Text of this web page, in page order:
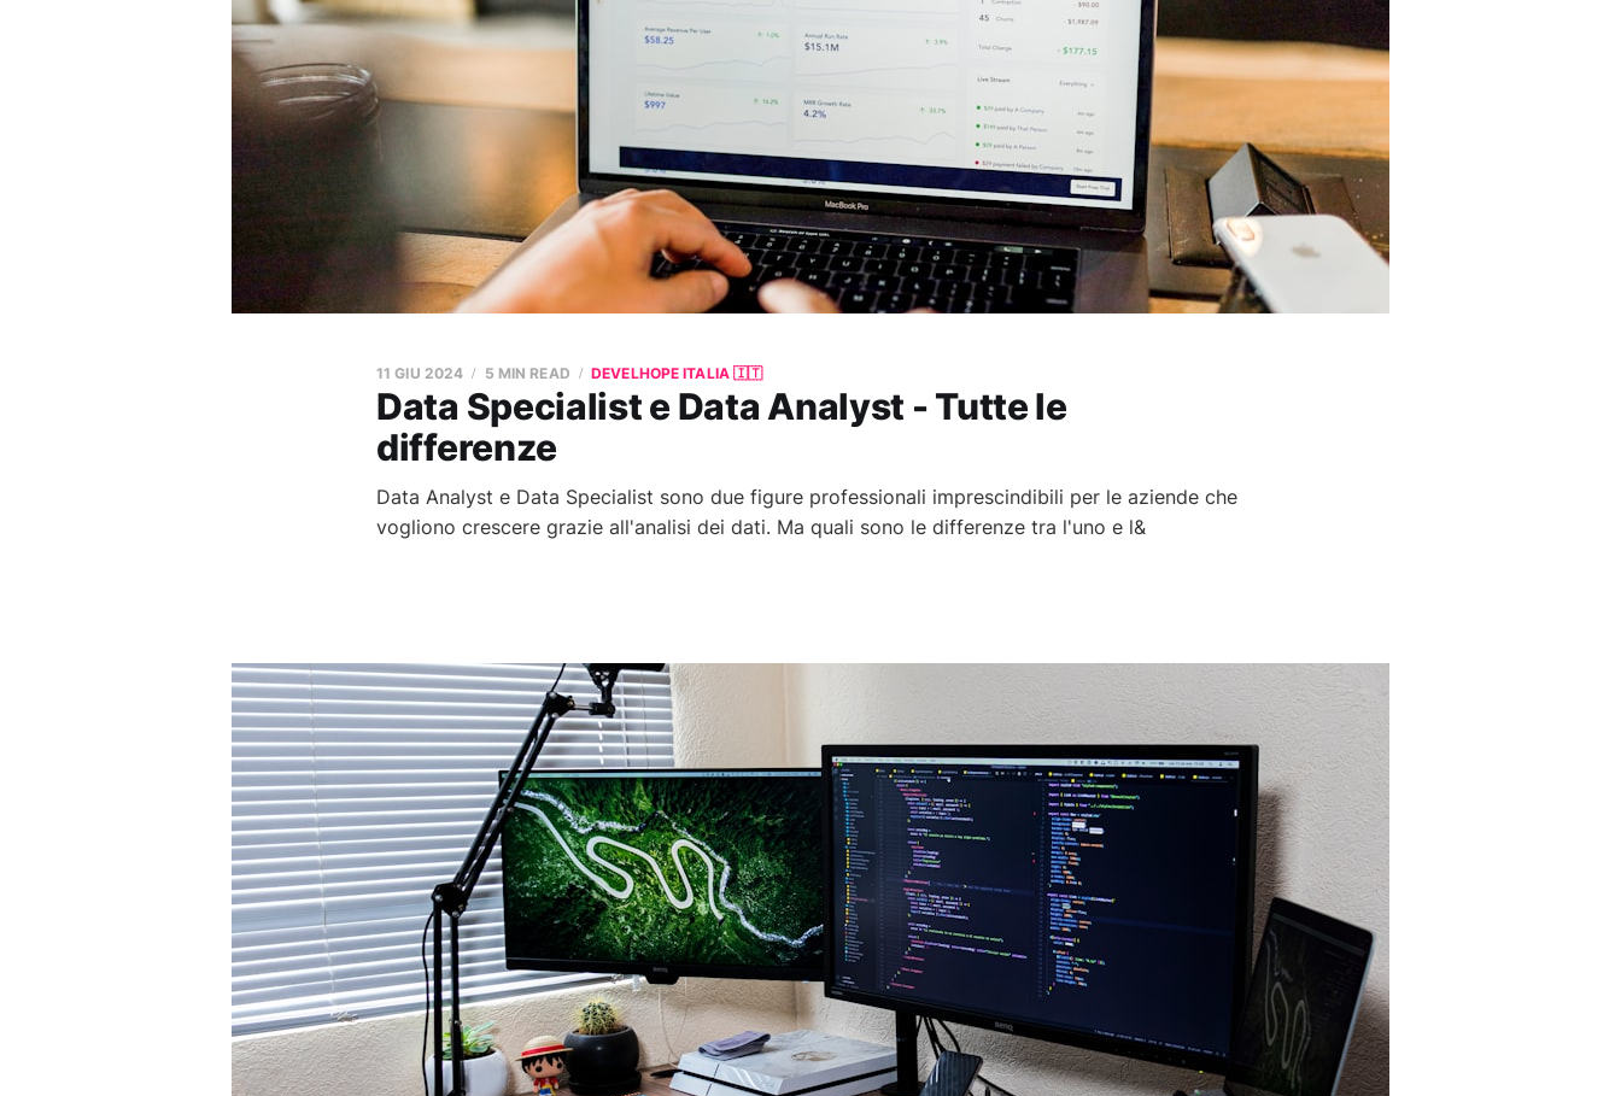
Data Specialist e Data Analyst - Tutte le
differenze
11 GIU 2024 5 MIN READ DEVELHOPE ITALIA 🇮🇹
Data Analyst e Data Specialist sono due figure professionali imprescindibili per le aziende che
vogliono crescere grazie all'analisi dei dati. Ma quali sono le differenze tra l'uno e l&